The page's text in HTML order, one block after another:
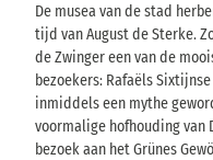
De musea van de stad
tijd van August de Sterke.
de Zwinger een van de
bezoekers: Rafaëls
inmiddels een mythe
voormalige hofhouding
bezoek aan het Grünes